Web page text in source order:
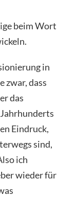
beim Wort
in
zwar, dass
das
Eindruck,
sind,
ich
wieder für